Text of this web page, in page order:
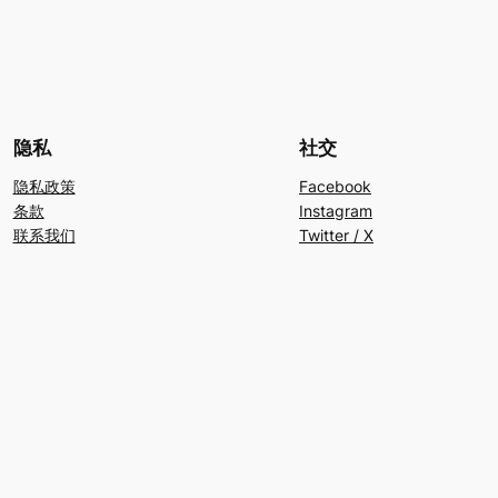
隐私
隐私政策
条款
联系我们
社交
Facebook
Instagram
Twitter / X